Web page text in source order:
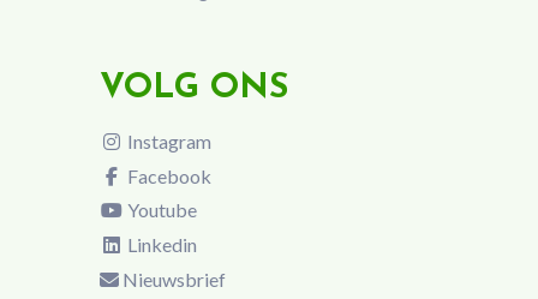
VOLG ONS
Instagram
Facebook
Youtube
Linkedin
Nieuwsbrief